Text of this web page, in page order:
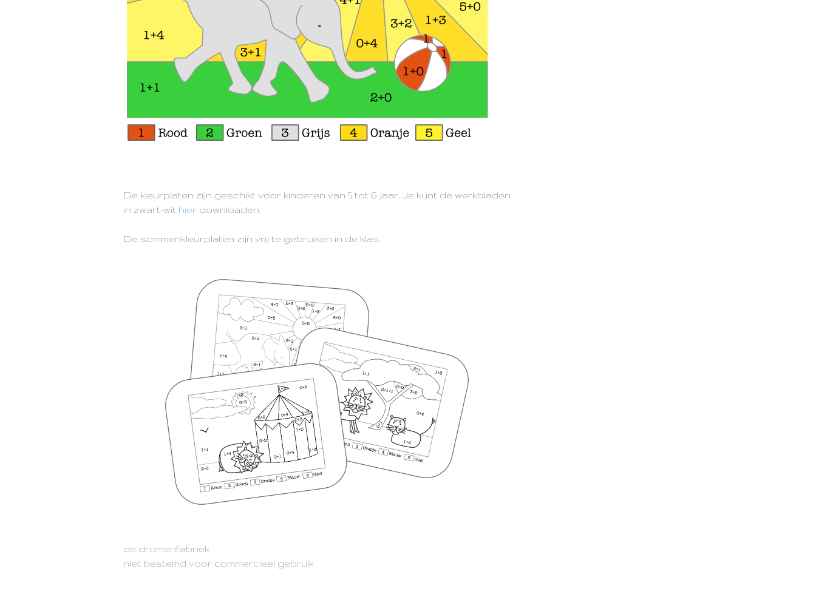
De kleurplaten zijn geschikt voor kinderen van 5 tot 6 jaar. Je kunt de werkbladen
in zwart-wit hier downloaden.
De sommenkleurplaten zijn vrij te gebruiken in de klas.
de dromenfabriek
niet bestemd voor commercieel gebruik